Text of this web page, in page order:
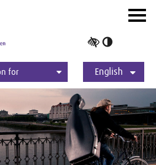
contrast
for
English
Deutsch
ein-/